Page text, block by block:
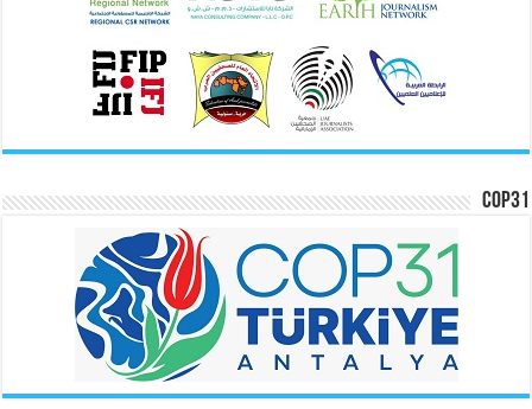
COP31